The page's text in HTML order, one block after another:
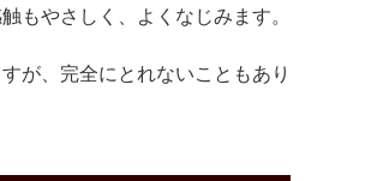
もやさしく、よくなじみます。
が、完全にとれないこともあり